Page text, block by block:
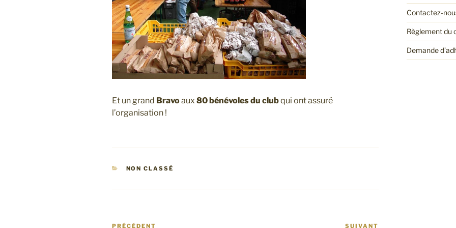
Et un grand Bravoaux 80 bénévoles du clubqui ont assuré
l’organisation !
CATÉGORIES
NON CLASSÉ
Navigation
PRÉCÉDENT SUIVANT
Contactez-
Règlement du
Demande